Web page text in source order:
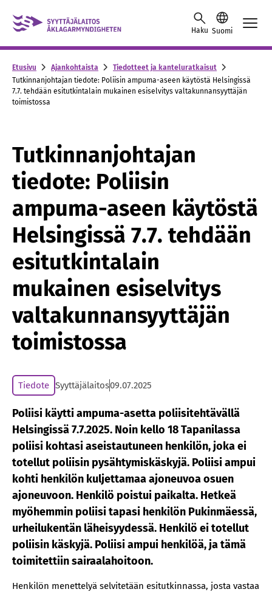
Skip to content -saavutettavuusohje
Haku Suomi
Etusivu Ajankohtaista
Tiedotteet ja kanteluratkaisut
Tutkinnanjohtajan tiedote: Poliisin ampuma-aseen käytöstä Helsingissä
7.7. tehdään esitutkintalain mukainen esiselvitys valtakunnansyyttäjän
toimistossa
Tutkinnanjohtajan
tiedote: Poliisin
ampuma-aseen käytöstä
Helsingissä 7.7. tehdään
esitutkintalain
mukainen esiselvitys
valtakunnansyyttäjän
toimistossa
Tiedote Syyttäjälaitos09.07.2025
Poliisi käytti ampuma-asetta poliisitehtävällä
Helsingissä 7.7.2025. Noin kello 18 Tapanilassa
poliisi kohtasi aseistautuneen henkilön, joka ei
totellut poliisin pysähtymiskäskyjä. Poliisi ampui
kohti henkilön kuljettamaa ajoneuvoa osuen
ajoneuvoon. Henkilö poistui paikalta. Hetkeä
myöhemmin poliisi tapasi henkilön Pukinmäessä,
urheilukentän läheisyydessä. Henkilö ei totellut
poliisin käskyjä. Poliisi ampui henkilöä, ja tämä
toimitettiin sairaalahoitoon.
Henkilön menettelyä selvitetään esitutkinnassa, josta vastaa